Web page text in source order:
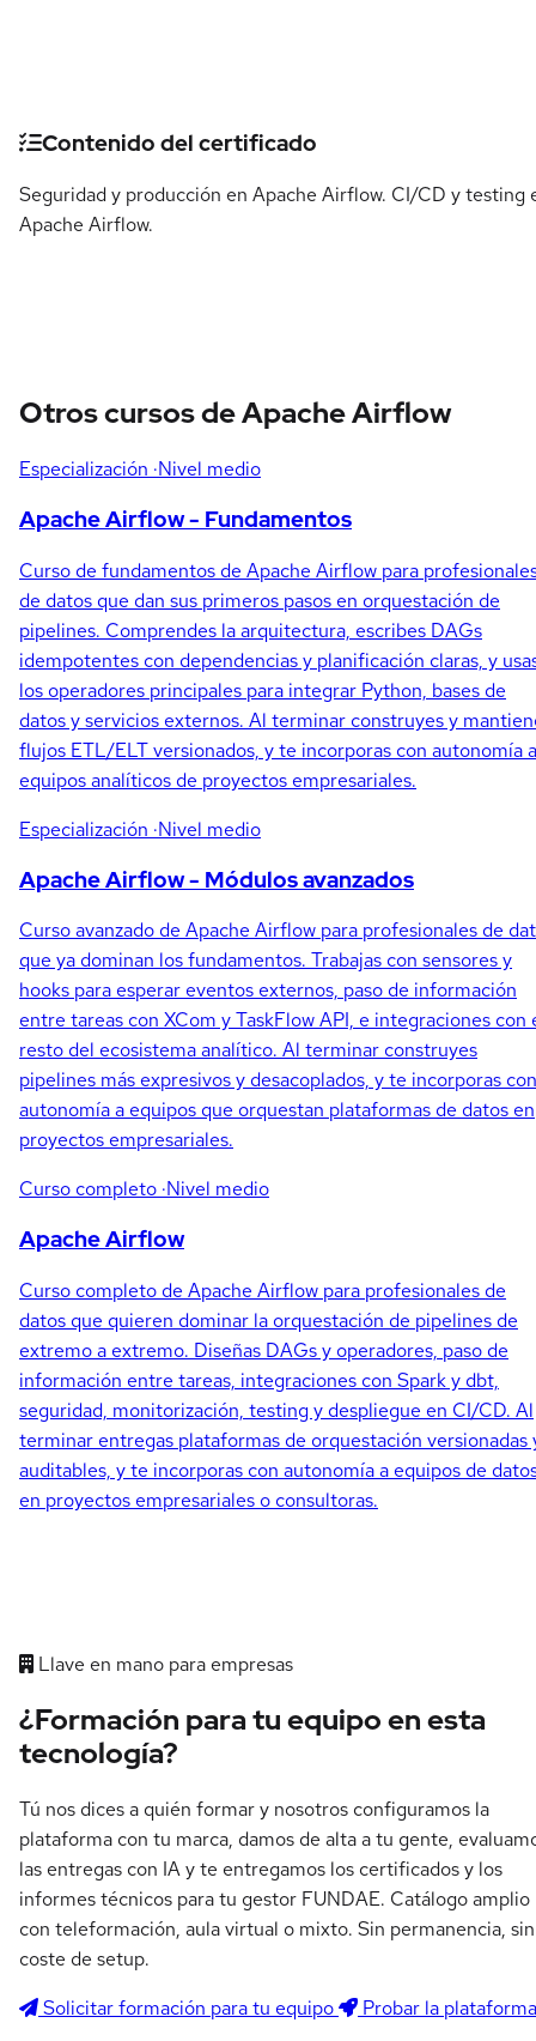
Detalles del curso
Contenido del certificado
Seguridad y producción en Apache Airflow. CI/CD y testing
Apache Airflow.
Otros cursos de Apache Airflow
Especialización ·Nivel medio
Apache Airflow - Fundamentos
Curso de fundamentos de Apache Airflow para
de datos que dan sus primeros pasos en orquestación de
pipelines. Comprendes la arquitectura, escribes DAGs
idempotentes con dependencias y planificación claras, y
los operadores principales para integrar Python, bases de
datos y servicios externos. Al terminar construyes y
flujos ETL/ELT versionados, y te incorporas con autonomía a
equipos analíticos de proyectos empresariales.
Especialización ·Nivel medio
Apache Airflow - Módulos avanzados
Curso avanzado de Apache Airflow para profesionales de
que ya dominan los fundamentos. Trabajas con sensores y
hooks para esperar eventos externos, paso de información
entre tareas con XCom y TaskFlow API, e integraciones con
resto del ecosistema analítico. Al terminar construyes
pipelines más expresivos y desacoplados, y te incorporas con
autonomía a equipos que orquestan plataformas de datos en
proyectos empresariales.
Curso completo ·Nivel medio
Apache Airflow
Curso completo de Apache Airflow para profesionales de
datos que quieren dominar la orquestación de pipelines de
extremo a extremo. Diseñas DAGs y operadores, paso de
información entre tareas, integraciones con Spark y dbt,
seguridad, monitorización, testing y despliegue en CI/CD. Al
terminar entregas plataformas de orquestación versionadas
auditables, y te incorporas con autonomía a equipos de
en proyectos empresariales o consultoras.
Llave en mano para empresas
¿Formación para tu equipo en esta
tecnología?
Tú nos dices a quién formar y nosotros configuramos la
plataforma con tu marca, damos de alta a tu gente,
las entregas con IA y te entregamos los certificados y los
informes técnicos para tu gestor FUNDAE. Catálogo amplio
con teleformación, aula virtual o mixto. Sin permanencia, sin
coste de setup.
Solicitar formación para tu equipo
Probar la plataforma